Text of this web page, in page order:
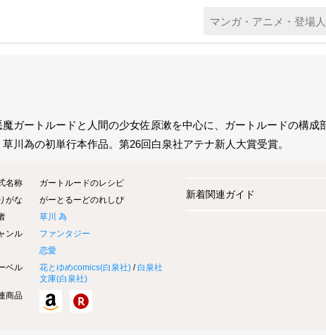
魔ガートルードと人間の少女佐原漱を中心に、ガートルードの構
川為の初単行本作品。第26回白泉社アテナ新人大賞受賞。
名称
ガートルードのレシピ
がな
がーとるーどのれしぴ
草川 為
ンル
ファンタジー
恋愛
ベル
花とゆめcomics(白泉社) / 白泉社
文庫(白泉社)
商品
新着関連ガイド